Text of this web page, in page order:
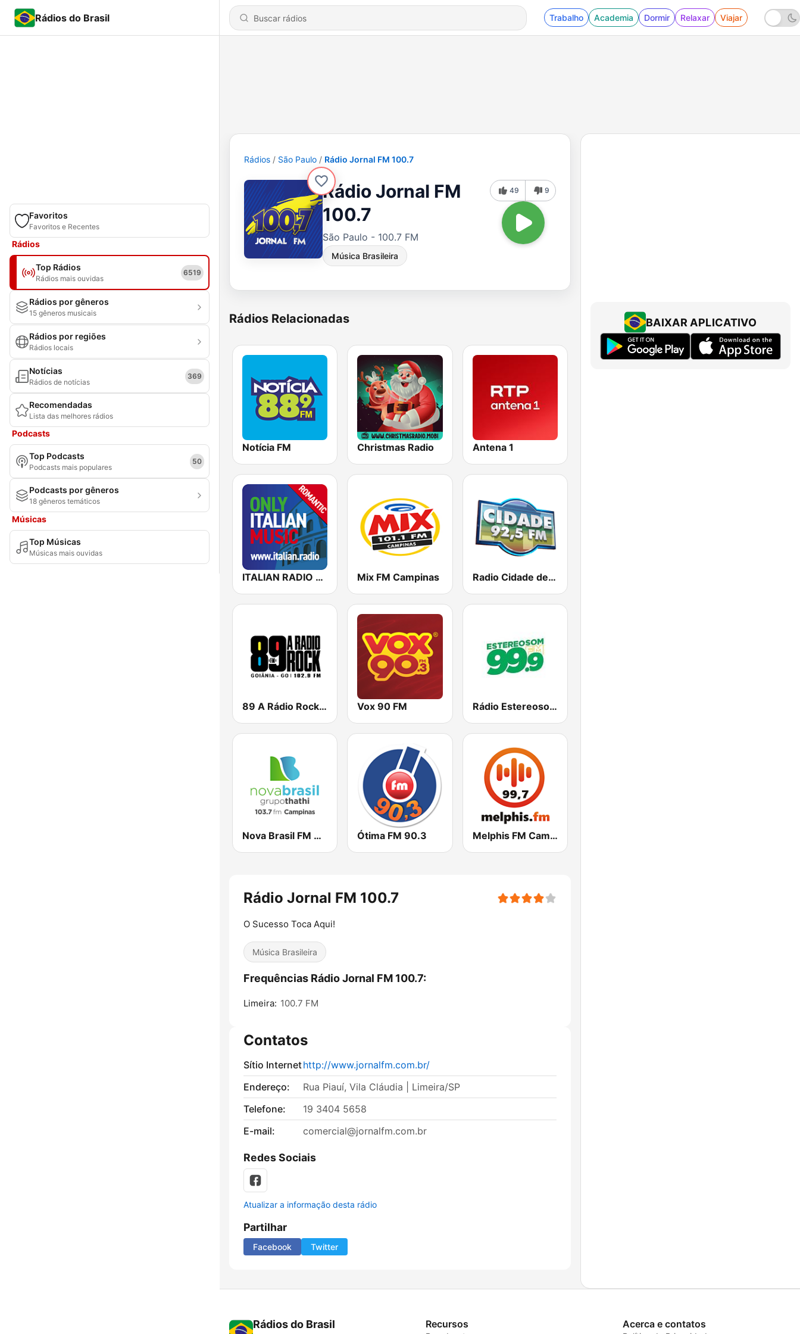
Rádios do Brasil Trabalho Academia Dormir Relaxar Viajar
Favoritos
Favoritos e Recentes
Rádios
Top Rádios
Rádios mais ouvidas
6519
Rádios por gêneros
15 gêneros musicais
Rádios por regiões
Rádios locais
Notícias
Rádios de notícias
369
Recomendadas
Lista das melhores rádios
Podcasts
Top Podcasts
Podcasts mais populares
50
Podcasts por gêneros
18 gêneros temáticos
Músicas
Top Músicas
Músicas mais ouvidas
Rádios São Paulo Rádio Jornal FM 100.7
Rádio Jornal FM
100.7
São Paulo - 100.7 FM
Música Brasileira
49 9
Rádios Relacionadas
Notícia FM Christmas Radio Antena 1
ITALIAN RADIO - ITALIAN.radio Mix FM Campinas Radio Cidade de Campinas
89 A Rádio Rock de Goiânia Vox 90 FM Rádio Estereosom FM 99.9
Nova Brasil FM Campinas Ótima FM 90.3 Melphis FM Campinas 99.7
Rádio Jornal FM 100.7
O Sucesso Toca Aqui!
Música Brasileira
Frequências Rádio Jornal FM 100.7:
Limeira: 100.7 FM
Contatos
Sítio Internethttp://www.jornalfm.com.br/
Endereço:
Rua Piauí, Vila Cláudia | Limeira/SP
Telefone:
19 3404 5658
E-mail:
comercial@jornalfm.com.br
Redes Sociais
Atualizar a informação desta rádio
Partilhar
Facebook Twitter
BAIXAR APLICATIVO
Rádios do Brasil Recursos Acerca e contatos